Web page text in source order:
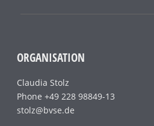
ORGANISATION
Claudia Stolz
Phone +49 228 98849-13
stolz@bvse.de